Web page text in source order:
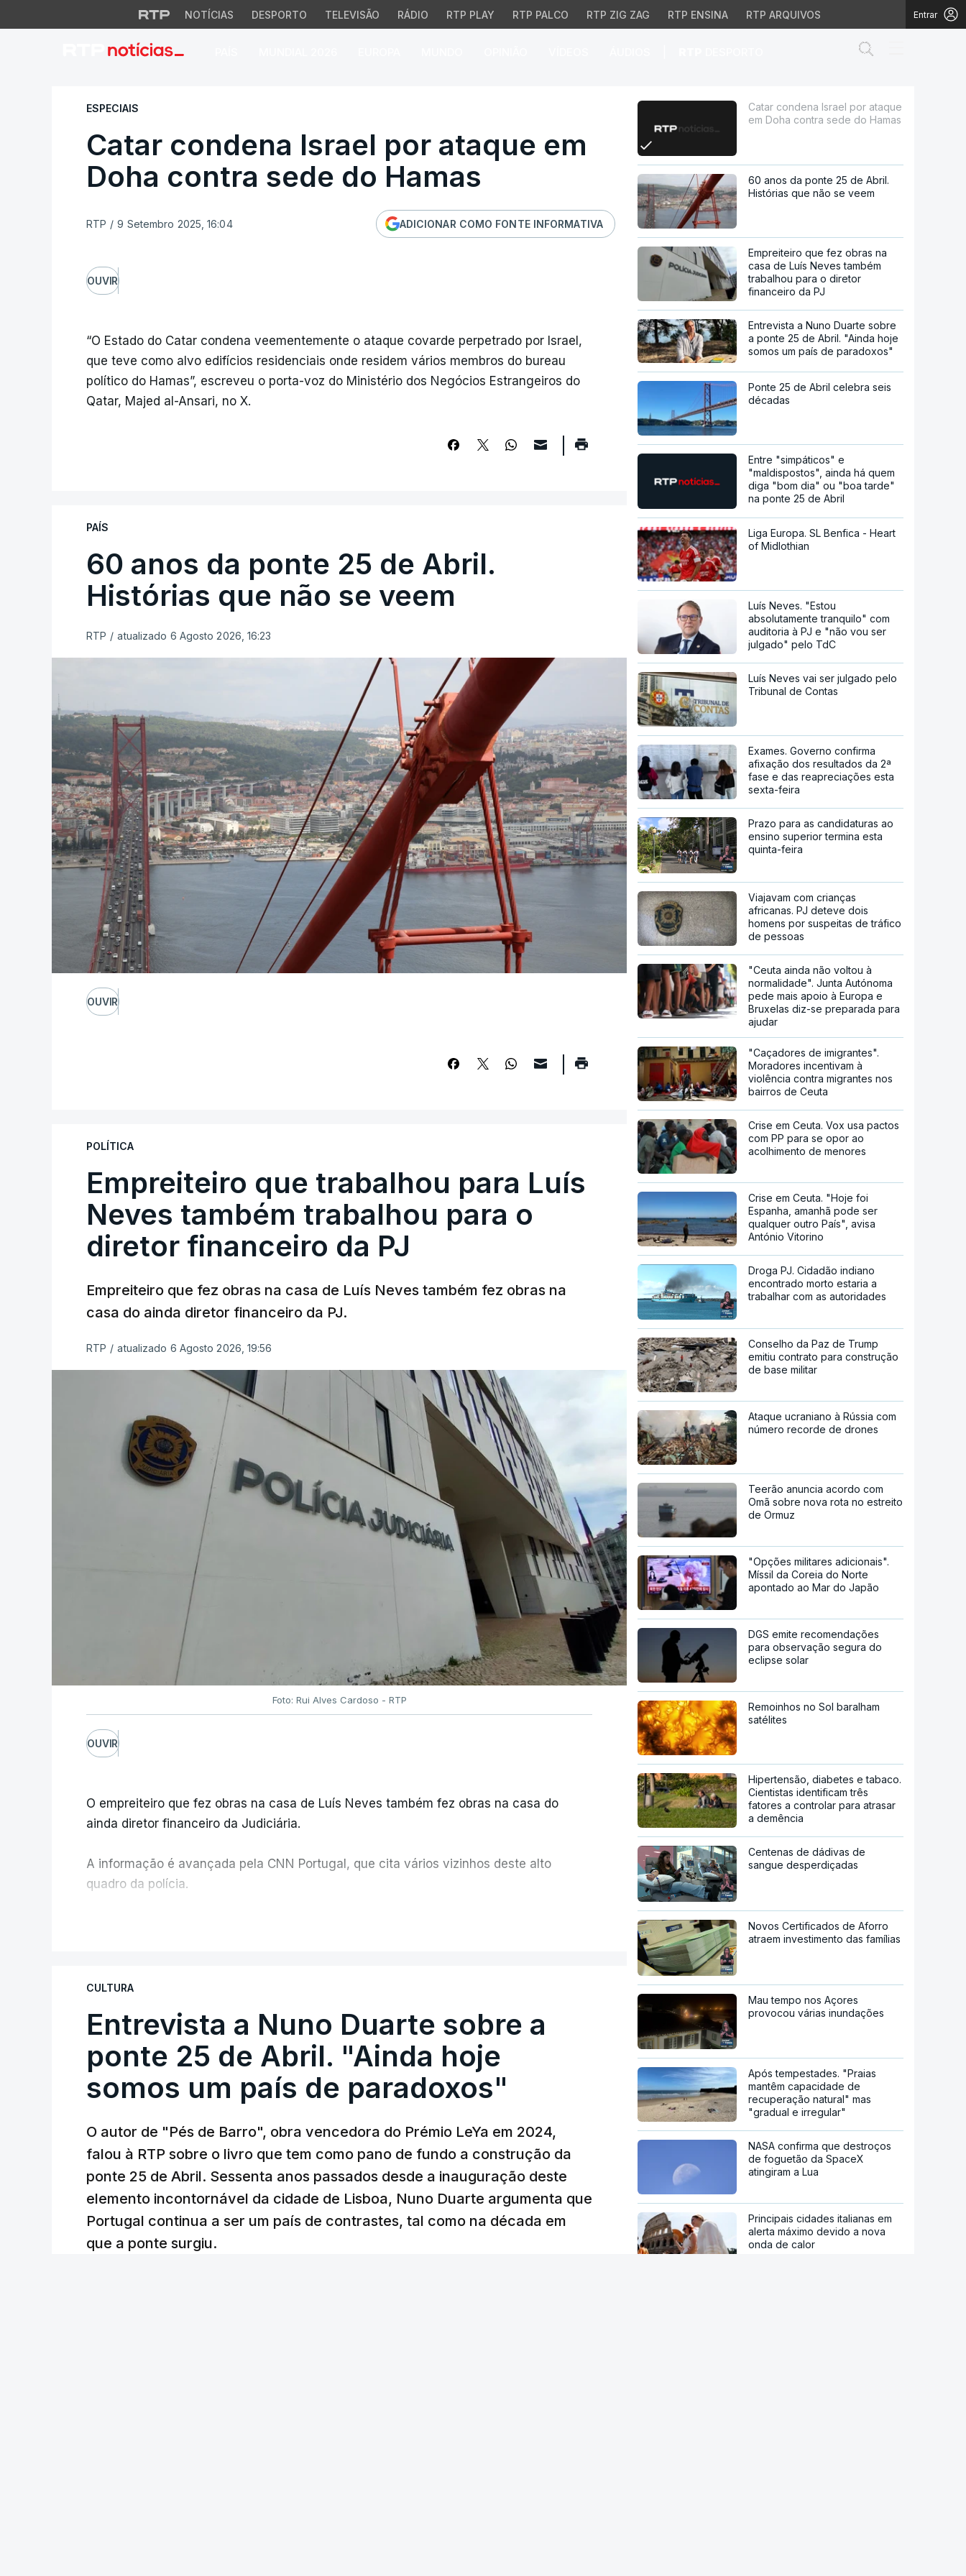
NOTÍCIAS DESPORTO TELEVISÃO RÁDIO RTP PLAY RTP PALCO RTP ZIG ZAG RTP ENSINA RTP ARQUIVOS Entrar
Catar condena Israel por ataque em Doha contra sede do Hamas
ESPECIAIS
Catar condena Israel por ataque em
Doha contra sede do Hamas
RTP / 9 Setembro 2025, 16:04 ADICIONAR COMO FONTE INFORMATIVA
OUVIR
“O Estado do Catar condena veementemente o ataque covarde perpetrado por Israel,
que teve como alvo edifícios residenciais onde residem vários membros do bureau
político do Hamas”, escreveu o porta-voz do Ministério dos Negócios Estrangeiros do
Qatar, Majed al-Ansari, no X.
PAÍS
60 anos da ponte 25 de Abril.
Histórias que não se veem
RTP / atualizado 6 Agosto 2026, 16:23
OUVIR
POLÍTICA
Empreiteiro que trabalhou para Luís
Neves também trabalhou para o
diretor financeiro da PJ
Empreiteiro que fez obras na casa de Luís Neves também fez obras na
casa do ainda diretor financeiro da PJ.
RTP / atualizado 6 Agosto 2026, 19:56
Foto: Rui Alves Cardoso - RTP
OUVIR
O empreiteiro que fez obras na casa de Luís Neves também fez obras na casa do
ainda diretor financeiro da Judiciária.
A informação é avançada pela CNN Portugal, que cita vários vizinhos deste alto
quadro da polícia.
CULTURA
Entrevista a Nuno Duarte sobre a
ponte 25 de Abril. "Ainda hoje
somos um país de paradoxos"
O autor de "Pés de Barro", obra vencedora do Prémio LeYa em 2024,
falou à RTP sobre o livro que tem como pano de fundo a construção da
ponte 25 de Abril. Sessenta anos passados desde a inauguração deste
elemento incontornável da cidade de Lisboa, Nuno Duarte argumenta que
Portugal continua a ser um país de contrastes, tal como na década em
que a ponte surgiu.
Catar condena Israel por ataque
em Doha contra sede do Hamas
60 anos da ponte 25 de Abril.
Histórias que não se veem
Empreiteiro que fez obras na
casa de Luís Neves também
trabalhou para o diretor
financeiro da PJ
Entrevista a Nuno Duarte sobre
a ponte 25 de Abril. "Ainda hoje
somos um país de paradoxos"
Ponte 25 de Abril celebra seis
décadas
Entre "simpáticos" e
"maldispostos", ainda há quem
diga "bom dia" ou "boa tarde"
na ponte 25 de Abril
Liga Europa. SL Benfica - Heart
of Midlothian
Luís Neves. "Estou
absolutamente tranquilo" com
auditoria à PJ e "não vou ser
julgado" pelo TdC
Luís Neves vai ser julgado pelo
Tribunal de Contas
Exames. Governo confirma
afixação dos resultados da 2ª
fase e das reapreciações esta
sexta-feira
Prazo para as candidaturas ao
ensino superior termina esta
quinta-feira
Viajavam com crianças
africanas. PJ deteve dois
homens por suspeitas de tráfico
de pessoas
"Ceuta ainda não voltou à
normalidade". Junta Autónoma
pede mais apoio à Europa e
Bruxelas diz-se preparada para
ajudar
"Caçadores de imigrantes".
Moradores incentivam à
violência contra migrantes nos
bairros de Ceuta
Crise em Ceuta. Vox usa pactos
com PP para se opor ao
acolhimento de menores
Crise em Ceuta. "Hoje foi
Espanha, amanhã pode ser
qualquer outro País", avisa
António Vitorino
Droga PJ. Cidadão indiano
encontrado morto estaria a
trabalhar com as autoridades
Conselho da Paz de Trump
emitiu contrato para construção
de base militar
Ataque ucraniano à Rússia com
número recorde de drones
Teerão anuncia acordo com
Omã sobre nova rota no estreito
de Ormuz
"Opções militares adicionais".
Míssil da Coreia do Norte
apontado ao Mar do Japão
DGS emite recomendações
para observação segura do
eclipse solar
Remoinhos no Sol baralham
satélites
Hipertensão, diabetes e tabaco.
Cientistas identificam três
fatores a controlar para atrasar
a demência
Centenas de dádivas de
sangue desperdiçadas
Novos Certificados de Aforro
atraem investimento das famílias
Mau tempo nos Açores
provocou várias inundações
Após tempestades. "Praias
mantêm capacidade de
recuperação natural" mas
"gradual e irregular"
NASA confirma que destroços
de foguetão da SpaceX
atingiram a Lua
Principais cidades italianas em
alerta máximo devido a nova
onda de calor